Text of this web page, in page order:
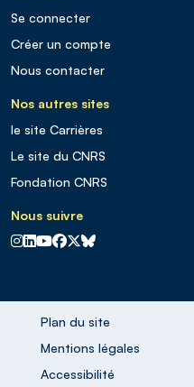
Se connecter
Créer un compte
Nous contacter
Nos autres sites
le site Carrières
Le site du CNRS
Fondation CNRS
Nous suivre
CNRS sur Instagram
CNRS sur Linkedin
CNRS sur Youtube
CNRS sur Facebook
CNRS sur X
CNRS sur Blus sky
Plan du site
Mentions légales
Accessibilité